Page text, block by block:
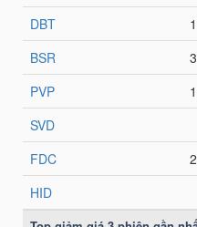
CỔ
PHÁI
SINH